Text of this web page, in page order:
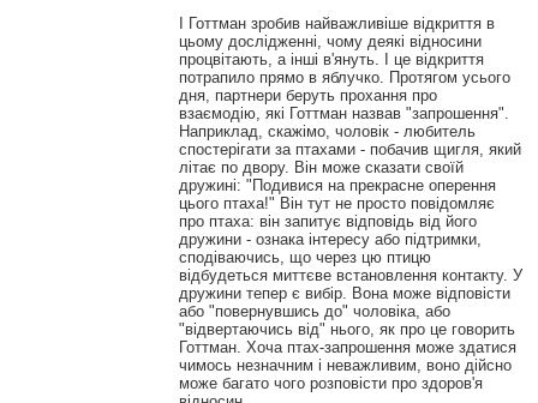
І Готтман зробив найважливіше відкриття в
цьому дослідженні, чому деякі відносини
процвітають, а інші в'януть. І це відкриття
потрапило прямо в яблучко. Протягом усього
дня, партнери беруть прохання про
взаємодію, які Готтман назвав "запрошення".
Наприклад, скажімо, чоловік - любитель
спостерігати за птахами - побачив щигля, який
літає по двору. Він може сказати своїй
дружині: "Подивися на прекрасне оперення
цього птаха!" Він тут не просто повідомляє
про птаха: він запитує відповідь від його
дружини - ознака інтересу або підтримки,
сподіваючись, що через цю птицю
відбудеться миттєве встановлення контакту. У
дружини тепер є вибір. Вона може відповісти
або "повернувшись до" чоловіка, або
"відвертаючись від" нього, як про це говорить
Готтман. Хоча птах-запрошення може здатися
чимось незначним і неважливим, воно дійсно
може багато чого розповісти про здоров'я